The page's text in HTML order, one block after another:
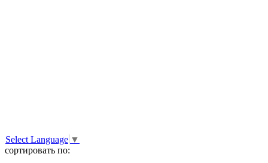
Select Language ▼
сортировать по: